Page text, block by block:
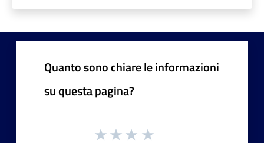
Quanto sono chiare le informazioni
su questa pagina?